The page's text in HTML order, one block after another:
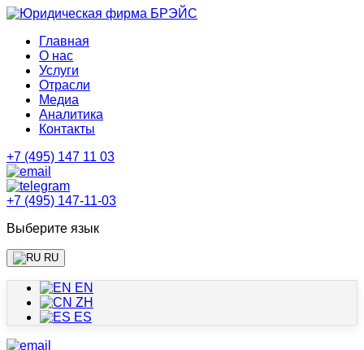
Главная
О нас
Услуги
Отрасли
Медиа
Аналитика
Контакты
+7 (495) 147 11 03
+7 (495) 147-11-03
Выберите язык
RU
EN
ZH
ES